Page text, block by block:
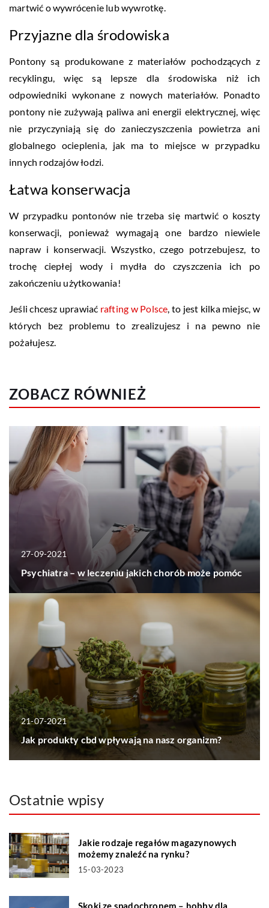
martwić o wywrócenie lub wywrotkę.
Przyjazne dla środowiska
Pontony są produkowane z materiałów pochodzących z
recyklingu, więc są lepsze dla środowiska niż ich
odpowiedniki wykonane z nowych materiałów. Ponadto
pontony nie zużywają paliwa ani energii elektrycznej, więc
nie przyczyniają się do zanieczyszczenia powietrza ani
globalnego ocieplenia, jak ma to miejsce w przypadku
innych rodzajów łodzi.
Łatwa konserwacja
W przypadku pontonów nie trzeba się martwić o koszty
konserwacji, ponieważ wymagają one bardzo niewiele
napraw i konserwacji. Wszystko, czego potrzebujesz, to
trochę ciepłej wody i mydła do czyszczenia ich po
zakończeniu użytkowania!
Jeśli chcesz uprawiać rafting w Polsce , to jest kilka miejsc, w
których bez problemu to zrealizujesz i na pewno nie
pożałujesz.
ZOBACZ RÓWNIEŻ
27-09-2021
Psychiatra – w leczeniu jakich chorób może pomóc
21-07-2021
Jak produkty cbd wpływają na nasz organizm?
Ostatnie wpisy
Jakie rodzaje regałów magazynowych
możemy znaleźć na rynku?
15-03-2023
Skoki ze spadochronem – hobby dla